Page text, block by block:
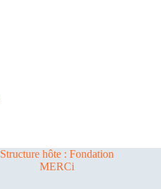
Structure hôte : Fondation
MERCi